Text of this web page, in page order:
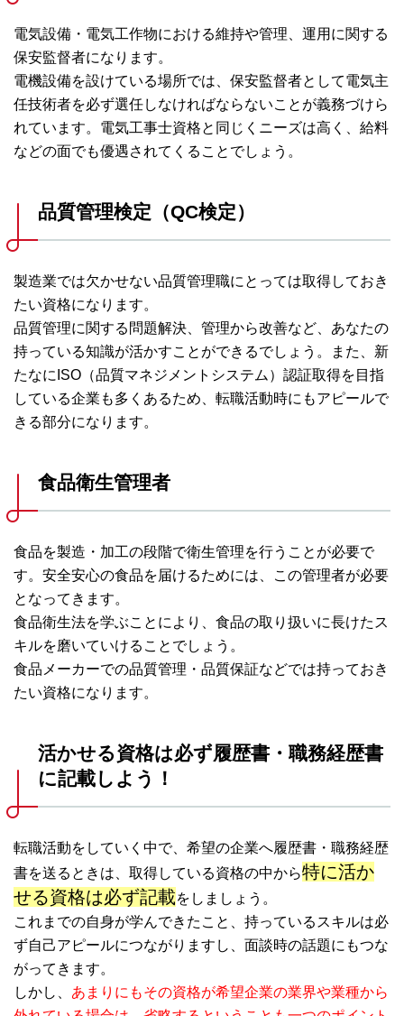
電気設備・電気工作物における維持や管理、運用に関する
保安監督者になります。
電機設備を設けている場所では、保安監督者として電気主
任技術者を必ず選任しなければならないことが義務づけら
れています。電気工事士資格と同じくニーズは高く、給料
などの面でも優遇されてくることでしょう。
品質管理検定（QC検定）
製造業では欠かせない品質管理職にとっては取得しておき
たい資格になります。
品質管理に関する問題解決、管理から改善など、あなたの
持っている知識が活かすことができるでしょう。また、新
たなにISO（品質マネジメントシステム）認証取得を目指
している企業も多くあるため、転職活動時にもアピールで
きる部分になります。
食品衛生管理者
食品を製造・加工の段階で衛生管理を行うことが必要で
す。安全安心の食品を届けるためには、この管理者が必要
となってきます。
食品衛生法を学ぶことにより、食品の取り扱いに長けたス
キルを磨いていけることでしょう。
食品メーカーでの品質管理・品質保証などでは持っておき
たい資格になります。
活かせる資格は必ず履歴書・職務経歴書
に記載しよう！
転職活動をしていく中で、希望の企業へ履歴書・職務経歴
書を送るときは、取得している資格の中から特に活か
せる資格は必ず記載をしましょう。
これまでの自身が学んできたこと、持っているスキルは必
ず自己アピールにつながりますし、面談時の話題にもつな
がってきます。
しかし、 あまりにもその資格が希望企業の業界や業種から